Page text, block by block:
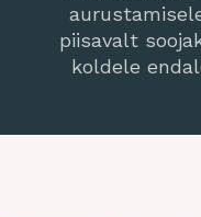
piisavalt
koldele